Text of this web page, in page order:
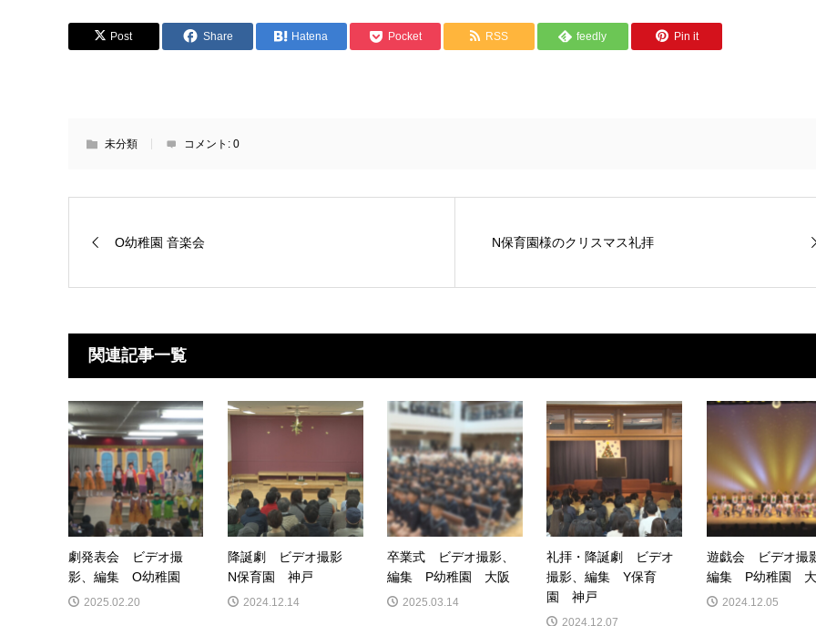
Post Share Hatena Pocket RSS feedly Pin it
未分類 コメント: 0
O幼稚園 音楽会 N保育園様のクリスマス礼拝
関連記事一覧
劇発表会 ビデオ撮
影、編集 O幼稚園
2025.02.20
降誕劇 ビデオ撮影
N保育園 神戸
2024.12.14
卒業式 ビデオ撮影、
編集 P幼稚園 大阪
2025.03.14
礼拝・降誕劇 ビデオ
撮影、編集 Y保育
園 神戸
2024.12.07
遊戯会 ビデオ撮影
編集 P幼稚園 大
2024.12.05